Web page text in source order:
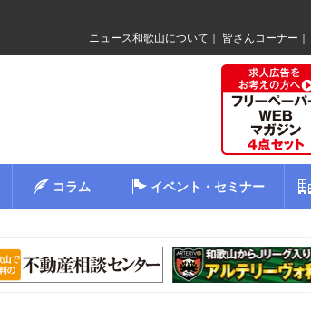
ニュース和歌山について 皆さんコーナー
コラム イベント・セミナー